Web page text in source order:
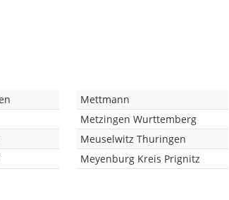
Mettmann
Metzingen Wurttemberg
Meuselwitz Thuringen
Meyenburg Kreis Prignitz